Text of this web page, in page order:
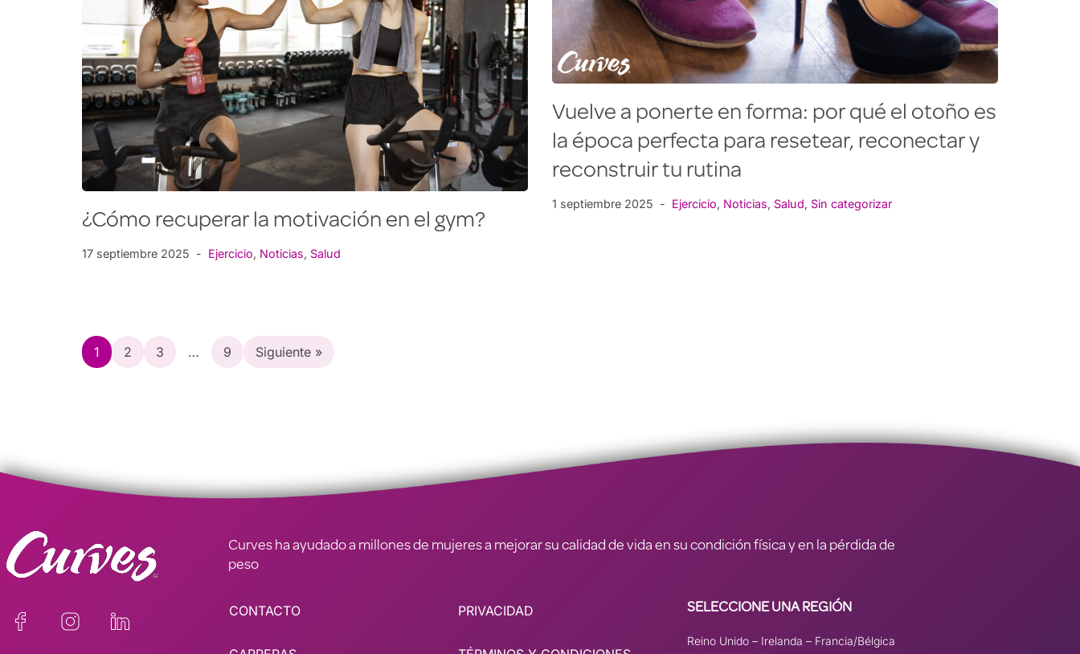
¿Cómo recuperar la motivación en el gym?
17 septiembre 2025 Ejercicio, Noticias, Salud
Vuelve a ponerte en forma: por qué el otoño es
la época perfecta para resetear, reconectar y
reconstruir tu rutina
1 septiembre 2025 Ejercicio, Noticias, Salud, Sin categorizar
1 2 3 … 9 Siguiente »
Curves ha ayudado a millones de mujeres a mejorar su calidad de vida en su condición física y en la pérdida de
peso
CONTACTO PRIVACIDAD SELECCIONE UNA REGIÓN
Reino Unido – Irelanda – Francia/Bélgica